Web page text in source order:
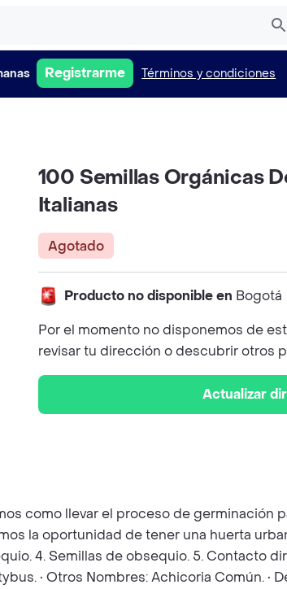
Registrarme Términos y condiciones
100 Semillas Orgánicas
Italianas
Agotado
Producto no disponible en Bogotá
Por el momento no disponemos de
revisar tu dirección o descubrir otros
Actualizar
como llevar el proceso de germinación
la oportunidad de tener una huerta
4. Semillas de obsequio. 5. Contacto
• Otros Nombres: Achicoria Común. •